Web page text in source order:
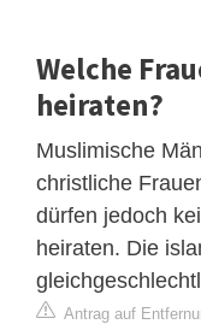
Welche
heiraten?
Muslimische
christliche
dürfen jedoch
heiraten. Die
Antrag auf